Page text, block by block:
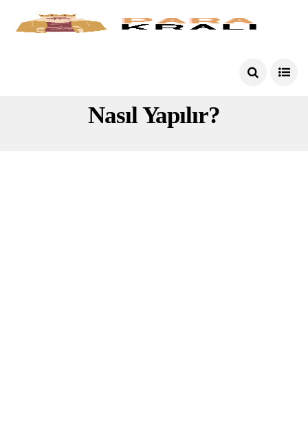
Getir Araba Kurye Başvuru
Nasıl Yapılır?